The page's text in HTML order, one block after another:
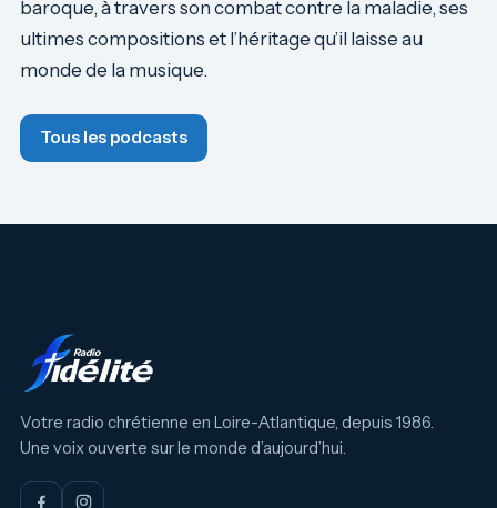
baroque, à travers son combat contre la maladie, ses
ultimes compositions et l’héritage qu’il laisse au
monde de la musique.
Tous les podcasts
Votre radio chrétienne en Loire-Atlantique, depuis 1986.
Une voix ouverte sur le monde d’aujourd’hui.